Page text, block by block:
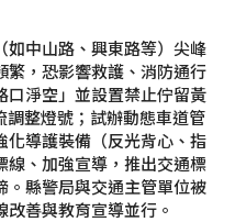
如中山路、興東路等）尖峰
繁，恐影響救護、消防通行
口淨空」並設置禁止佇留黃
調整燈號；試辦動態車道管
化導護裝備（反光背心、指
線、加強宣導，推出交通標
。縣警局與交通主管單位被
善與教育宣導並行。